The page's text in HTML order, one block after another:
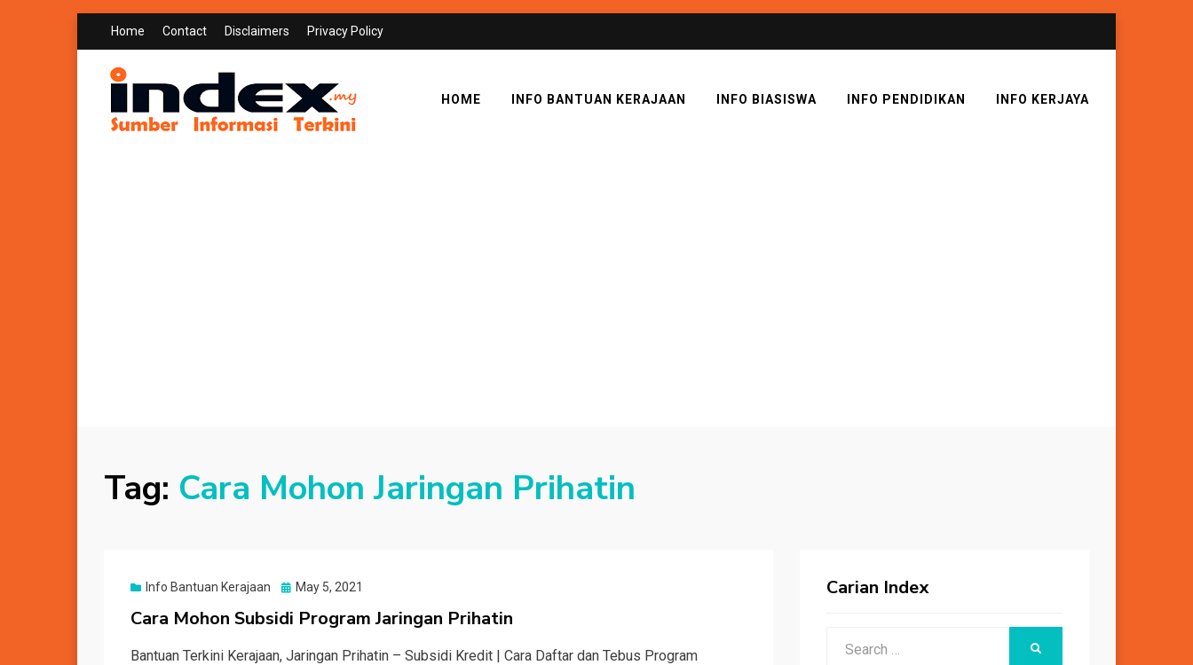
Home Contact Disclaimers Privacy Policy
HOME INFO BANTUAN KERAJAAN INFO BIASISWA INFO PENDIDIKAN INFO KERJAYA
Tag: Cara Mohon Jaringan Prihatin
Info Bantuan Kerajaan
Posted
May 5, 2021
Cara Mohon Subsidi Program Jaringan Prihatin
Bantuan Terkini Kerajaan, Jaringan Prihatin – Subsidi Kredit | Cara Daftar dan Tebus Program
Carian Index